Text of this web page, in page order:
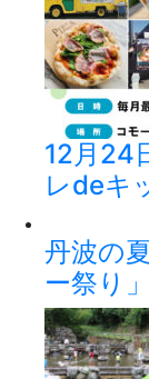
12月24
レdeキ
丹波の
ー祭り